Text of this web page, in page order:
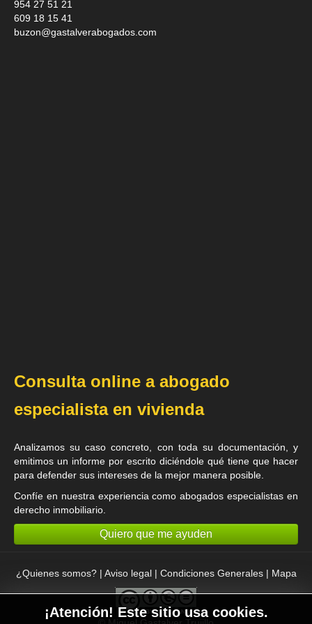
¡Atención! Este sitio usa cookies.
954 27 51 21
609 18 15 41
buzon@gastalverabogados.com
Consulta online a abogado
especialista en vivienda
Analizamos su caso concreto, con toda su documentación, y
emitimos un informe por escrito diciéndole qué tiene que hacer
para defender sus intereses de la mejor manera posible.
Confíe en nuestra experiencia comoabogados especialistas en
derecho inmobiliario
Quiero que me ayuden
¿Quienes somos?| Aviso legal| Condiciones Generales| Mapa